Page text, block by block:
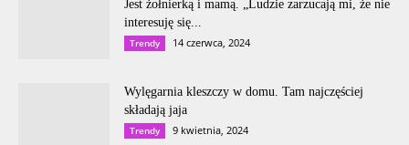
Jest żołnierką i mamą. „Ludzie zarzucają mi, że nie
interesuję się...
Trendy 14 czerwca, 2024
Wylęgarnia kleszczy w domu. Tam najczęściej
składają jaja
Trendy 9 kwietnia, 2024